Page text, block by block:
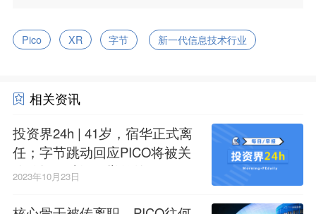
Pico XR 字节 新一代信息技术行业
相关资讯
投资界24h | 41岁，宿华正式离
任；字节跳动回应PICO将被关
停传闻；武汉一举签约了12家G
2023年10月23日